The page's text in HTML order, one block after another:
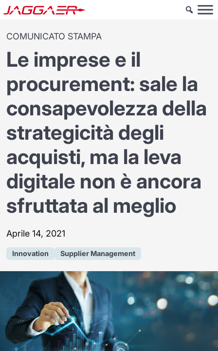
COMUNICATO STAMPA
Le imprese e il
procurement: sale la
consapevolezza della
strategicità degli
acquisti, ma la leva
digitale non è ancora
sfruttata al meglio
Aprile 14, 2021
Innovation Supplier Management